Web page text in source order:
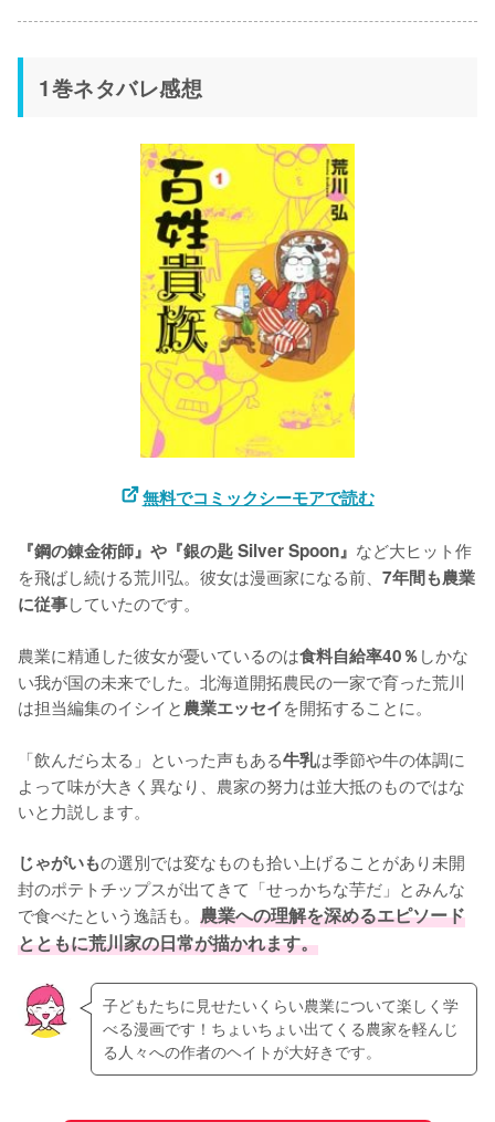
1巻ネタバレ感想
無料でコミックシーモアで読む
『鋼の錬金術師』や『銀の匙 Silver Spoon』 など大ヒット作
を飛ばし続ける荒川弘。彼女は漫画家になる前、 7年間も農業
に従事していたのです。
農業に精通した彼女が憂いているのは食料自給率40％しかな
い我が国の未来でした。北海道開拓農民の一家で育った荒川
は担当編集のイシイと農業エッセイを開拓することに。
「飲んだら太る」といった声もある牛乳は季節や牛の体調に
よって味が大きく異なり、農家の努力は並大抵のものではな
いと力説します。
じゃがいもの選別では変なものも拾い上げることがあり未開
封のポテトチップスが出てきて「せっかちな芋だ」とみんな
で食べたという逸話も。 農業への理解を深めるエピソード
とともに荒川家の日常が描かれます。
子どもたちに見せたいくらい農業について楽しく学
べる漫画です！ちょいちょい出てくる農家を軽んじ
る人々への作者のヘイトが大好きです。